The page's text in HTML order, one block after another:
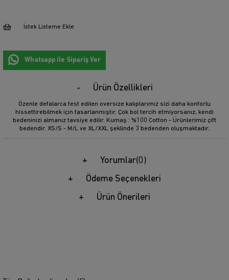
İstek Listeme Ekle
Whatsapp ile Sipariş Ver
Ürün Özellikleri
Özenle defalarca test edilen oversize kalıplarımız sizi daha konforlu
hissettirebilmek için tasarlanmıştır. Çok bol tercih etmiyorsanız, kendi
bedeninizi almanız tavsiye edilir. Kumaş : %100 Cotton - Ürünlerimiz çift
bedendir. XS/S - M/L ve XL/XXL şeklinde 3 bedenden oluşmaktadır.
Yorumlar(0)
Ödeme Seçenekleri
Ürün Önerileri